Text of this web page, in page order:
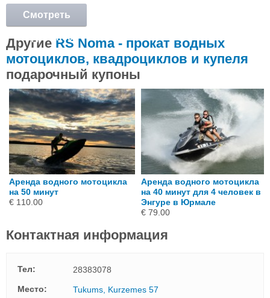
Смотреть
подробнее
Другие RS Noma - прокат водных
мотоциклов, квадроциклов и купеля
подарочный купоны
Аренда водного мотоцикла
на 50 минут
€ 110.00
Аренда водного мотоцикла
на 40 минут для 4 человек в
Энгуре в Юрмале
€ 79.00
Контактная информация
Тел:
28383078
Mесто:
Tukums, Kurzemes 57